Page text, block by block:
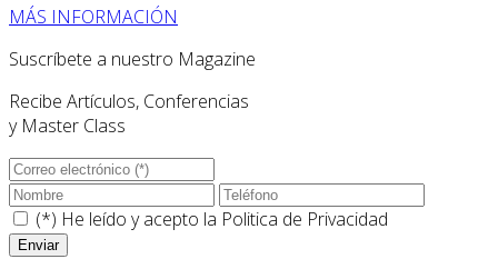
MÁS INFORMACIÓN
Suscríbete a nuestro Magazine
Recibe Artículos, Conferencias
y Master Class
(*) He leído y acepto la Politica de Privacidad